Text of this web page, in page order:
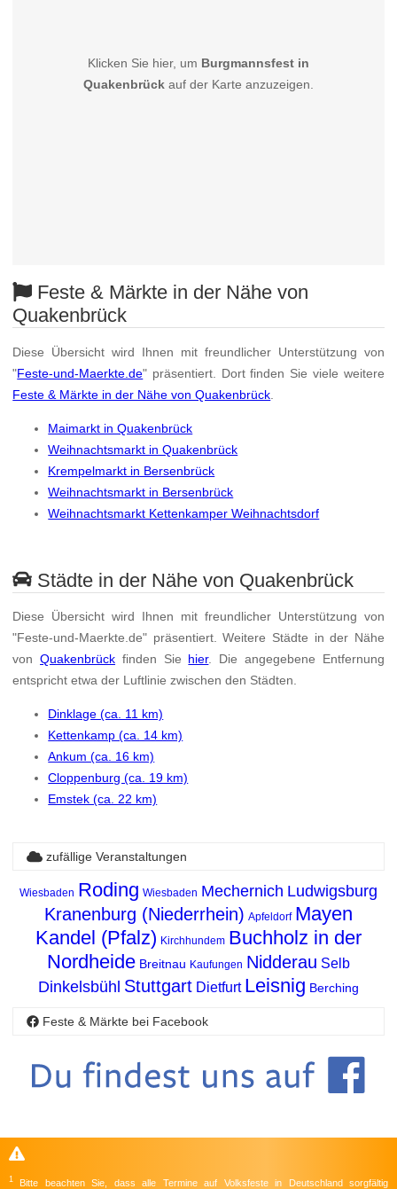
Klicken Sie hier, um Burgmannsfest in
Quakenbrückauf der Karte anzuzeigen.
Feste & Märkte in der Nähe von
Quakenbrück
Diese Übersicht wird Ihnen mit freundlicher Unterstützung von
"Feste-und-Maerkte.de" präsentiert. Dort finden Sie viele weitere
Feste & Märkte in der Nähe von Quakenbrück
Maimarkt in Quakenbrück
Weihnachtsmarkt in Quakenbrück
Krempelmarkt in Bersenbrück
Weihnachtsmarkt in Bersenbrück
Weihnachtsmarkt Kettenkamper Weihnachtsdorf
Städte in der Nähe von Quakenbrück
Diese Übersicht wird Ihnen mit freundlicher Unterstützung von
"Feste-und-Maerkte.de" präsentiert. Weitere Städte in der Nähe
vonQuakenbrück finden Sie hier. Die angegebene Entfernung
entspricht etwa der Luftlinie zwischen den Städten.
Dinklage (ca. 11 km)
Kettenkamp (ca. 14 km)
Ankum (ca. 16 km)
Cloppenburg (ca. 19 km)
Emstek (ca. 22 km)
zufällige Veranstaltungen
Wiesbaden Roding Wiesbaden Mechernich Ludwigsburg
Kranenburg (Niederrhein) Apfeldorf Mayen
Kandel (Pfalz) Kirchhundem Buchholz in der
Nordheide Breitnau Kaufungen Nidderau Selb
Dinkelsbühl Stuttgart Dietfurt Leisnig Berching
Feste & Märkte bei Facebook
1
Bitte beachten Sie, dass alle Termine auf Volksfeste in Deutschland sorgfältig